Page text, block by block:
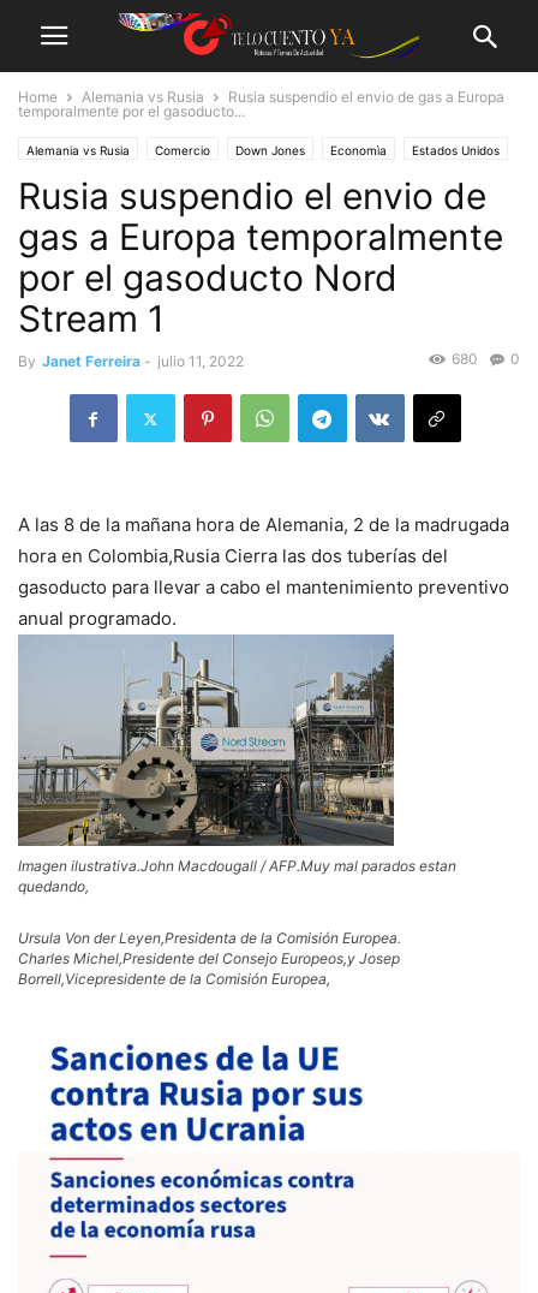
Home Alemania vs Rusia
Rusia suspendio el envio de gas a Europa
temporalmente por el gasoducto...
Alemania vs Rusia Comercio Down Jones Economìa Estados Unidos
Estados Unidos vs Rusia Finanzas Guerra del Gas Industria
Internacional Internacionales Medio Ambiente Mercado de Valores
Negocios OTAN-RUSIA Politica Politiquería Rusia
Rusia vs Alemania Rusia vs Europa Rusia vs Gran Bretaña
Rusia vs Japón Rusia vs Ucrania
Sanciones economicas
Rusia suspendio el envio de
gas a Europa temporalmente
por el gasoducto Nord
Stream 1
By Janet Ferreira - julio 11, 2022 0
680
A las 8 de la mañana hora de Alemania, 2 de la madrugada
hora en Colombia,Rusia Cierra las dos tuberías del
gasoducto para llevar a cabo el mantenimiento preventivo
anual programado.
Imagen ilustrativa.John Macdougall / AFP.Muy mal parados estan
quedando,
Ursula Von der Leyen,Presidenta de la Comisión Europea.
Charles Michel,Presidente del Consejo Europeos,y Josep
Borrell,Vicepresidente de la Comisión Europea,